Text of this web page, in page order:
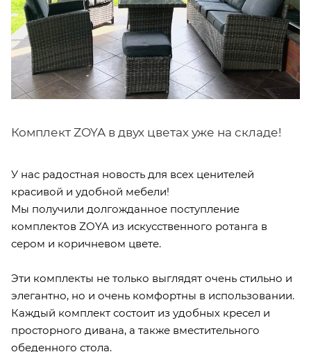
Комплект ZOYA в двух цветах уже на складе!
У нас радостная новость для всех ценителей
красивой и удобной мебели!
Мы получили долгожданное поступление
комплектов ZOYA из искусственного ротанга в
сером и коричневом цвете.
Эти комплекты не только выглядят очень стильно и
элегантно, но и очень комфортны в использовании.
Каждый комплект состоит из удобных кресел и
просторного дивана, а также вместительного
обеденного стола.